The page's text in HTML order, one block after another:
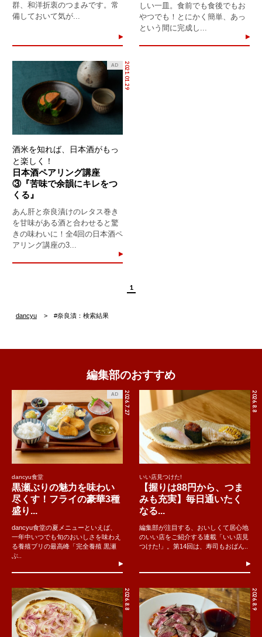
群、和洋折衷のつまみです。常
備しておいて気が...
しい一皿。食前でも食後でもお
やつでも！とにかく簡単、あっ
という間に完成し...
2021.01.29
AD
酒米を知れば、日本酒がもっ
と楽しく！
日本酒ペアリング講座
③『苦味で余韻にキレをつ
くる』
あん肝と奈良漬けのレタス巻き
を甘味がある酒と合わせると驚
きの味わいに！全4回の日本酒ペ
アリング講座の3...
1
dancyu #奈良漬：検索結果
編集部のおすすめ
2026.7.27
AD
dancyu食堂
黒瀬ぶりの魅力を味わい
尽くす！フライの豪華3種
盛り...
dancyu食堂の夏メニューといえば、
一年中いつでも旬のおいしさを味わえ
る養殖ブリの最高峰「完全養殖 黒瀬
ぶ..
2026.8.8
いい店見つけた!
【握りは88円から、つま
みも充実】毎日通いたく
なる...
編集部が注目する、おいしくて居心地
のいい店をご紹介する連載「いい店見
つけた!」。第14回は、寿司もおばん..
2026.8.8 2026.8.9